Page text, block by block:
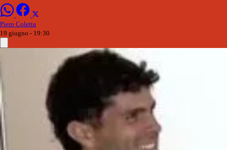
Piero Coletta
19 giugno - 19:30